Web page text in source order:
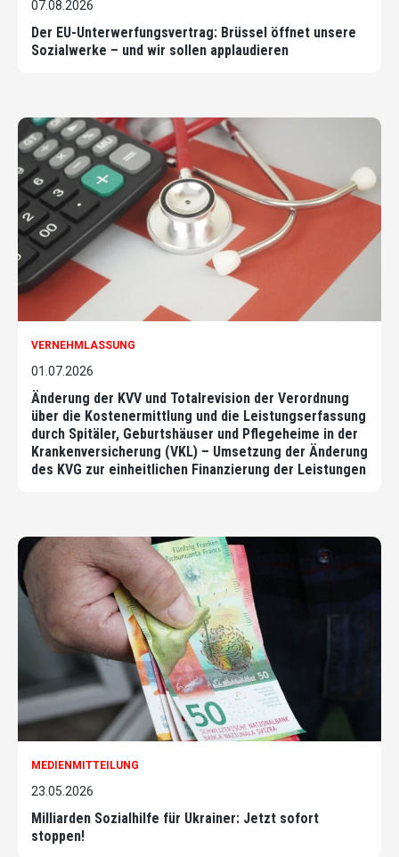
07.08.2026
Der EU-Unterwerfungsvertrag: Brüssel öffnet unsere
Sozialwerke – und wir sollen applaudieren
VERNEHMLASSUNG
01.07.2026
Änderung der KVV und Totalrevision der Verordnung
über die Kostenermittlung und die Leistungserfassung
durch Spitäler, Geburtshäuser und Pflegeheime in der
Krankenversicherung (VKL) – Umsetzung der Änderung
des KVG zur einheitlichen Finanzierung der Leistungen
MEDIENMITTEILUNG
23.05.2026
Milliarden Sozialhilfe für Ukrainer: Jetzt sofort
stoppen!